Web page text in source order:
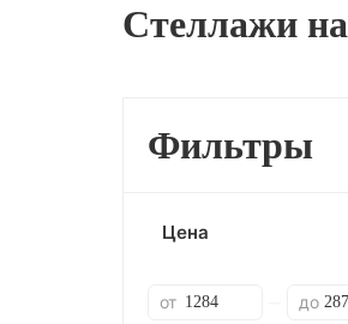
Стеллажи
Фильтры
Цена
от до